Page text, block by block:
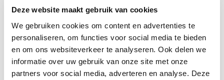
Deze website maakt gebruik van cookies
We gebruiken cookies om content en advertenties te
personaliseren, om functies voor social media te bieden
en om ons websiteverkeer te analyseren. Ook delen we
informatie over uw gebruik van onze site met onze
partners voor social media, adverteren en analyse. Deze
Het gevolg van groei is soms dat je wat
efficiënter moet omgaan met de beschikbare
ruimte. Dat geldt ook voor onze bedrijfsnaam.
Vanaf 1 januari 2018 heten wij BanBouw. Geen
spatie, twee hoofdletters; één krachtig woord.